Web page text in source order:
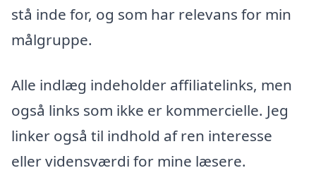
stå inde for, og som har relevans for min
målgruppe.
Alle indlæg indeholder affiliatelinks, men
også links som ikke er kommercielle. Jeg
linker også til indhold af ren interesse
eller vidensværdi for mine læsere.